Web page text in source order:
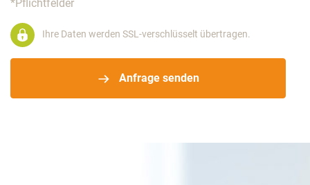
*Pflichtfelder
Anfrage senden
Ihre Daten werden SSL-verschlüsselt übertragen.